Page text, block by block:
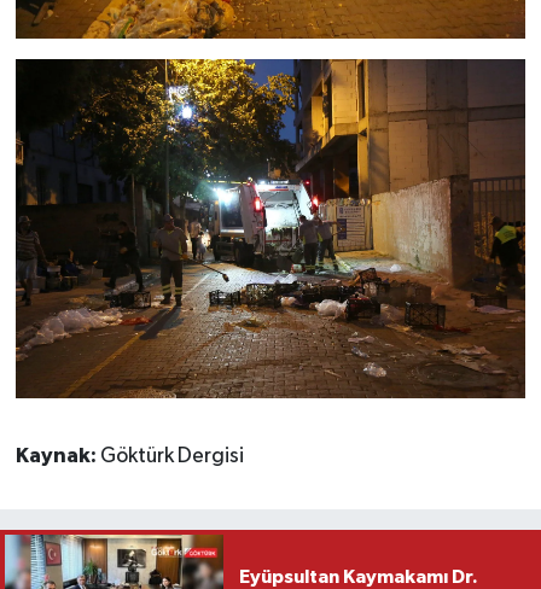
Kaynak: Göktürk Dergisi
Eyüpsultan Kaymakamı Dr.